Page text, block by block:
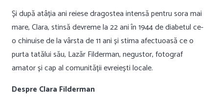
Și după atâția ani reiese dragostea intensă pentru sora mai
mare, Clara, stinsă devreme la 22 ani în 1944 de diabetul ce-
o chinuise de la vârsta de 11 ani și stima afectuoasă ce o
purta tatălui său, Lazăr Filderman, negustor, fotograf
amator și cap al comunității evreiești locale.
Despre Clara Filderman